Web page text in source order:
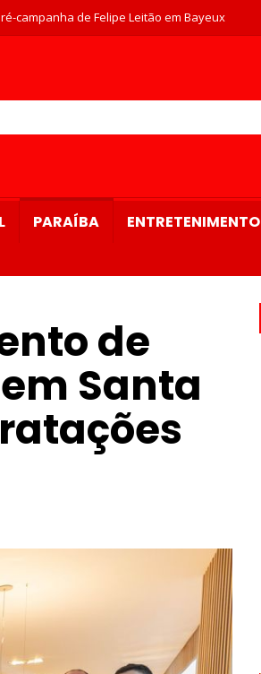
campanha de Felipe Leitão em Bayeux
PARAÍBA ENTRETENIMENTO
de
Santa